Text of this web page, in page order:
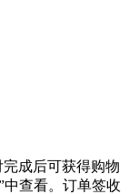
成后可获得购物
中查看。订单签收